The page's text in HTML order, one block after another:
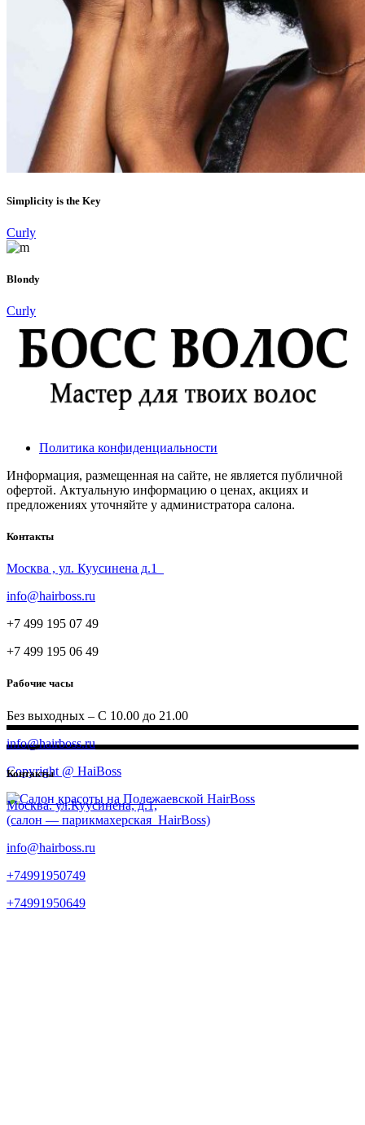
Simplicity is the Key
Curly
Blondy
Curly
Политика конфиденциальности
Информация, размещенная на сайте, не является публичной
офертой. Актуальную информацию о ценах, акциях и
предложениях уточняйте у администратора салона.
Контакты
Москва , ул. Куусинена д.1
info@hairboss.ru
+7 499 195 07 49
+7 499 195 06 49
Рабочие часы
Без выходных – С 10.00 до 21.00
info@hairboss.ru
Copyright @ HaiBoss
Контакты
Москва. ул.Куусинена, д.1,
(салон — парикмахерская HairBoss)
info@hairboss.ru
+74991950749
+74991950649